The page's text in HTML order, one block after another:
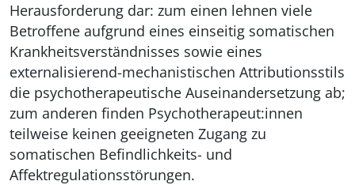
Herausforderung dar: zum einen lehnen viele
Betroffene aufgrund eines einseitig somatischen
Krankheitsverständnisses sowie eines
externalisierend-mechanistischen Attributionsstils
die psychotherapeutische Auseinandersetzung ab;
zum anderen finden Psychotherapeut:innen
teilweise keinen geeigneten Zugang zu
somatischen Befindlichkeits- und
Affektregulationsstörungen.